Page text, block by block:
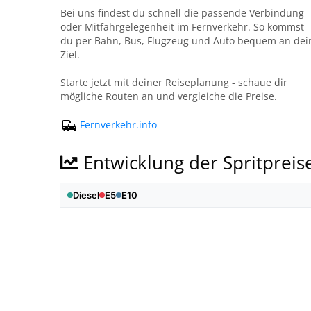
Bei uns findest du schnell die passende Verbindung
oder Mitfahrgelegenheit im Fernverkehr. So kommst
du per Bahn, Bus, Flugzeug und Auto bequem an
Ziel.
Starte jetzt mit deiner Reiseplanung - schaue dir
mögliche Routen an und vergleiche die Preise.
Fernverkehr.info
Entwicklung der